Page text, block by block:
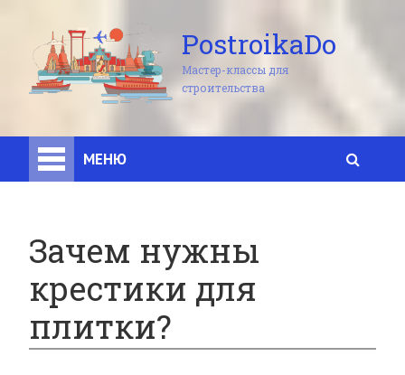
PostroikaDo
Мастер-классы для
строительства
МЕНЮ
Зачем нужны
крестики для
плитки?